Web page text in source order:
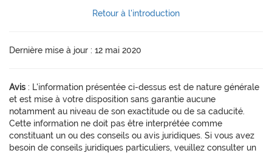
Retour à l'introduction
Dernière mise à jour : 12 mai 2020
Avis : L'information présentée ci-dessus est de nature générale
et est mise à votre disposition sans garantie aucune
notamment au niveau de son exactitude ou de sa caducité.
Cette information ne doit pas être interprétée comme
constituant un ou des conseils ou avis juridiques. Si vous avez
besoin de conseils juridiques particuliers, veuillez consulter un